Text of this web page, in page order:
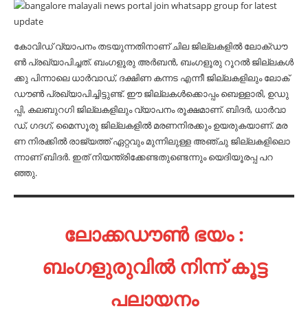
കോ​വി​ഡ് വ്യാ​പ​നം ത​ട​യു​ന്ന​തി​നാ​ണ് ചി​ല ജി​ല്ല​ക​ളി​ല്‍ ലോ​ക്​​ഡൗ​
ണ്‍ പ്ര​ഖ്യാ​പി​ച്ച​ത്. ബം​ഗ​ളൂ​രു അ​ര്‍​ബ​ന്‍, ബം​ഗ​ളൂ​രു റൂ​റ​ല്‍ ജി​ല്ല​ക​ള്‍​
ക്കു പി​ന്നാ​ലെ ധാ​ര്‍​വാ​ഡ്, ദ​ക്ഷി​ണ ക​ന്ന​ട എ​ന്നീ ജി​ല്ല​ക​ളി​ലും ലോ​ക്​​
ഡൗ​ണ്‍ പ്ര​ഖ്യാ​പി​ച്ചി​ട്ടു​ണ്ട്. ഈ ​ജി​ല്ല​ക​ള്‍​ക്കൊ​പ്പം ബെ​ള്ളാ​രി, ഉ​ഡു​
പ്പി, ക​ല​ബു​റ​ഗി ജി​ല്ല​ക​ളി​ലും വ്യാ​പ​നം രൂ​ക്ഷ​മാ​ണ്. ബി​ദ​ര്‍, ധാ​ര്‍​വാ​
ഡ്, ഗ​ദ​ഗ്, മൈ​സൂ​രു ജി​ല്ല​ക​ളി​ല്‍ മ​ര​ണ​നി​ര​ക്കും ഉ​യ​രു​ക​യാ​ണ്. മ​ര​
ണ നി​ര​ക്കി​ല്‍ രാ​ജ്യ​ത്ത് ഏ​റ്റ​വും മു​ന്നി​ലു​ള്ള അ​ഞ്ചു ജി​ല്ല​ക​ളി​ലൊ​
ന്നാ​ണ് ബി​ദ​ര്‍. ഇ​ത് നി​യ​ന്ത്രി​ക്കേ​ണ്ട​തു​ണ്ടെ​ന്നും യെ​ദി​യൂ​ര​പ്പ പ​റ​
ഞ്ഞു.
ലോക്കഡൗൺ ഭയം :
ബംഗളുരുവിൽ നിന്ന് കൂട്ട
പലായനം